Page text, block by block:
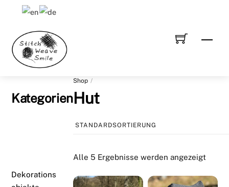
content
Shop
Hut
Alle 5 Ergebnisse werden angezeigt
Kategorien
Dekorations